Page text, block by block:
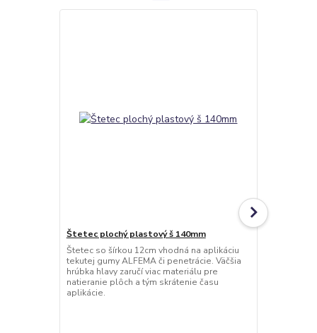
Štetec plochý plastový š 140mm
Štetec so šírkou 12cm vhodná na aplikáciu
tekutej gumy ALFEMA či penetrácie. Väčšia
hrúbka hlavy zaručí viac materiálu pre
natieranie plôch a tým skrátenie času
aplikácie.